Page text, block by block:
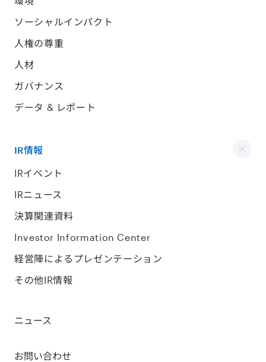
ソーシャルインパクト
人権の尊重
人材
ガバナンス
データ & レポート
IR情報
IRイベント
IRニュース
決算関連資料
Investor Information Center
経営陣によるプレゼンテーション
その他IR情報
ニュース
お問い合わせ